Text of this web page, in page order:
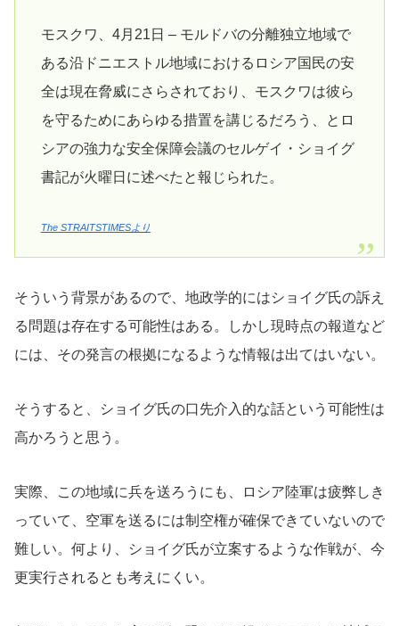
モスクワ、4月21日 – モルドバの分離独立地域で
ある沿ドニエストル地域におけるロシア国民の安
全は現在脅威にさらされており、モスクワは彼ら
を守るためにあらゆる措置を講じるだろう、とロ
シアの強力な安全保障会議のセルゲイ・ショイグ
書記が火曜日に述べたと報じられた。
The STRAITSTIMESより
そういう背景があるので、地政学的にはショイグ氏の訴え
る問題は存在する可能性はある。しかし現時点の報道など
には、その発言の根拠になるような情報は出てはいない。
そうすると、ショイグ氏の口先介入的な話という可能性は
高かろうと思う。
実際、この地域に兵を送ろうにも、ロシア陸軍は疲弊しき
っていて、空軍を送るには制空権が確保できていないので
難しい。何より、ショイグ氏が立案するような作戦が、今
更実行されるとも考えにくい。